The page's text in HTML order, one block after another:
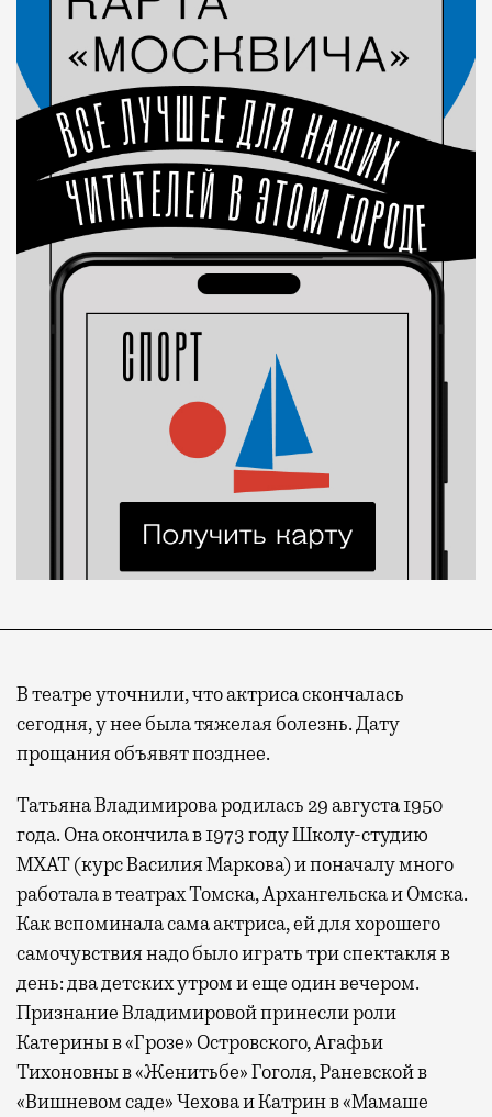
В театре уточнили, что актриса скончалась
сегодня, у нее была тяжелая болезнь. Дату
прощания объявят позднее.
Татьяна Владимирова родилась 29 августа 1950
года. Она окончила в 1973 году Школу-студию
МХАТ (курс Василия Маркова) и поначалу много
работала в театрах Томска, Архангельска и Омска.
Как вспоминала сама актриса, ей для хорошего
самочувствия надо было играть три спектакля в
день: два детских утром и еще один вечером.
Признание Владимировой принесли роли
Катерины в «Грозе» Островского, Агафьи
Тихоновны в «Женитьбе» Гоголя, Раневской в
«Вишневом саде» Чехова и Катрин в «Мамаше